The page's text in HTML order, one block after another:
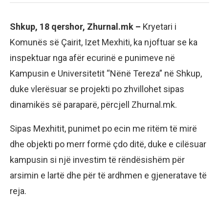
Shkup, 18 qershor, Zhurnal.mk – Kryetari i
Komunës së Çairit, Izet Mexhiti, ka njoftuar se ka
inspektuar nga afër ecurinë e punimeve në
Kampusin e Universitetit “Nënë Tereza” në Shkup,
duke vlerësuar se projekti po zhvillohet sipas
dinamikës së paraparë, përcjell Zhurnal.mk.
Sipas Mexhitit, punimet po ecin me ritëm të mirë
dhe objekti po merr formë çdo ditë, duke e cilësuar
kampusin si një investim të rëndësishëm për
arsimin e lartë dhe për të ardhmen e gjeneratave të
reja.